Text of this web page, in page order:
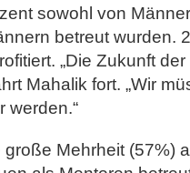
sowohl von
betreut wurden.
„Die Zukunft
Mahalik fort. „Wir
werden.“
Mehrheit (57%)